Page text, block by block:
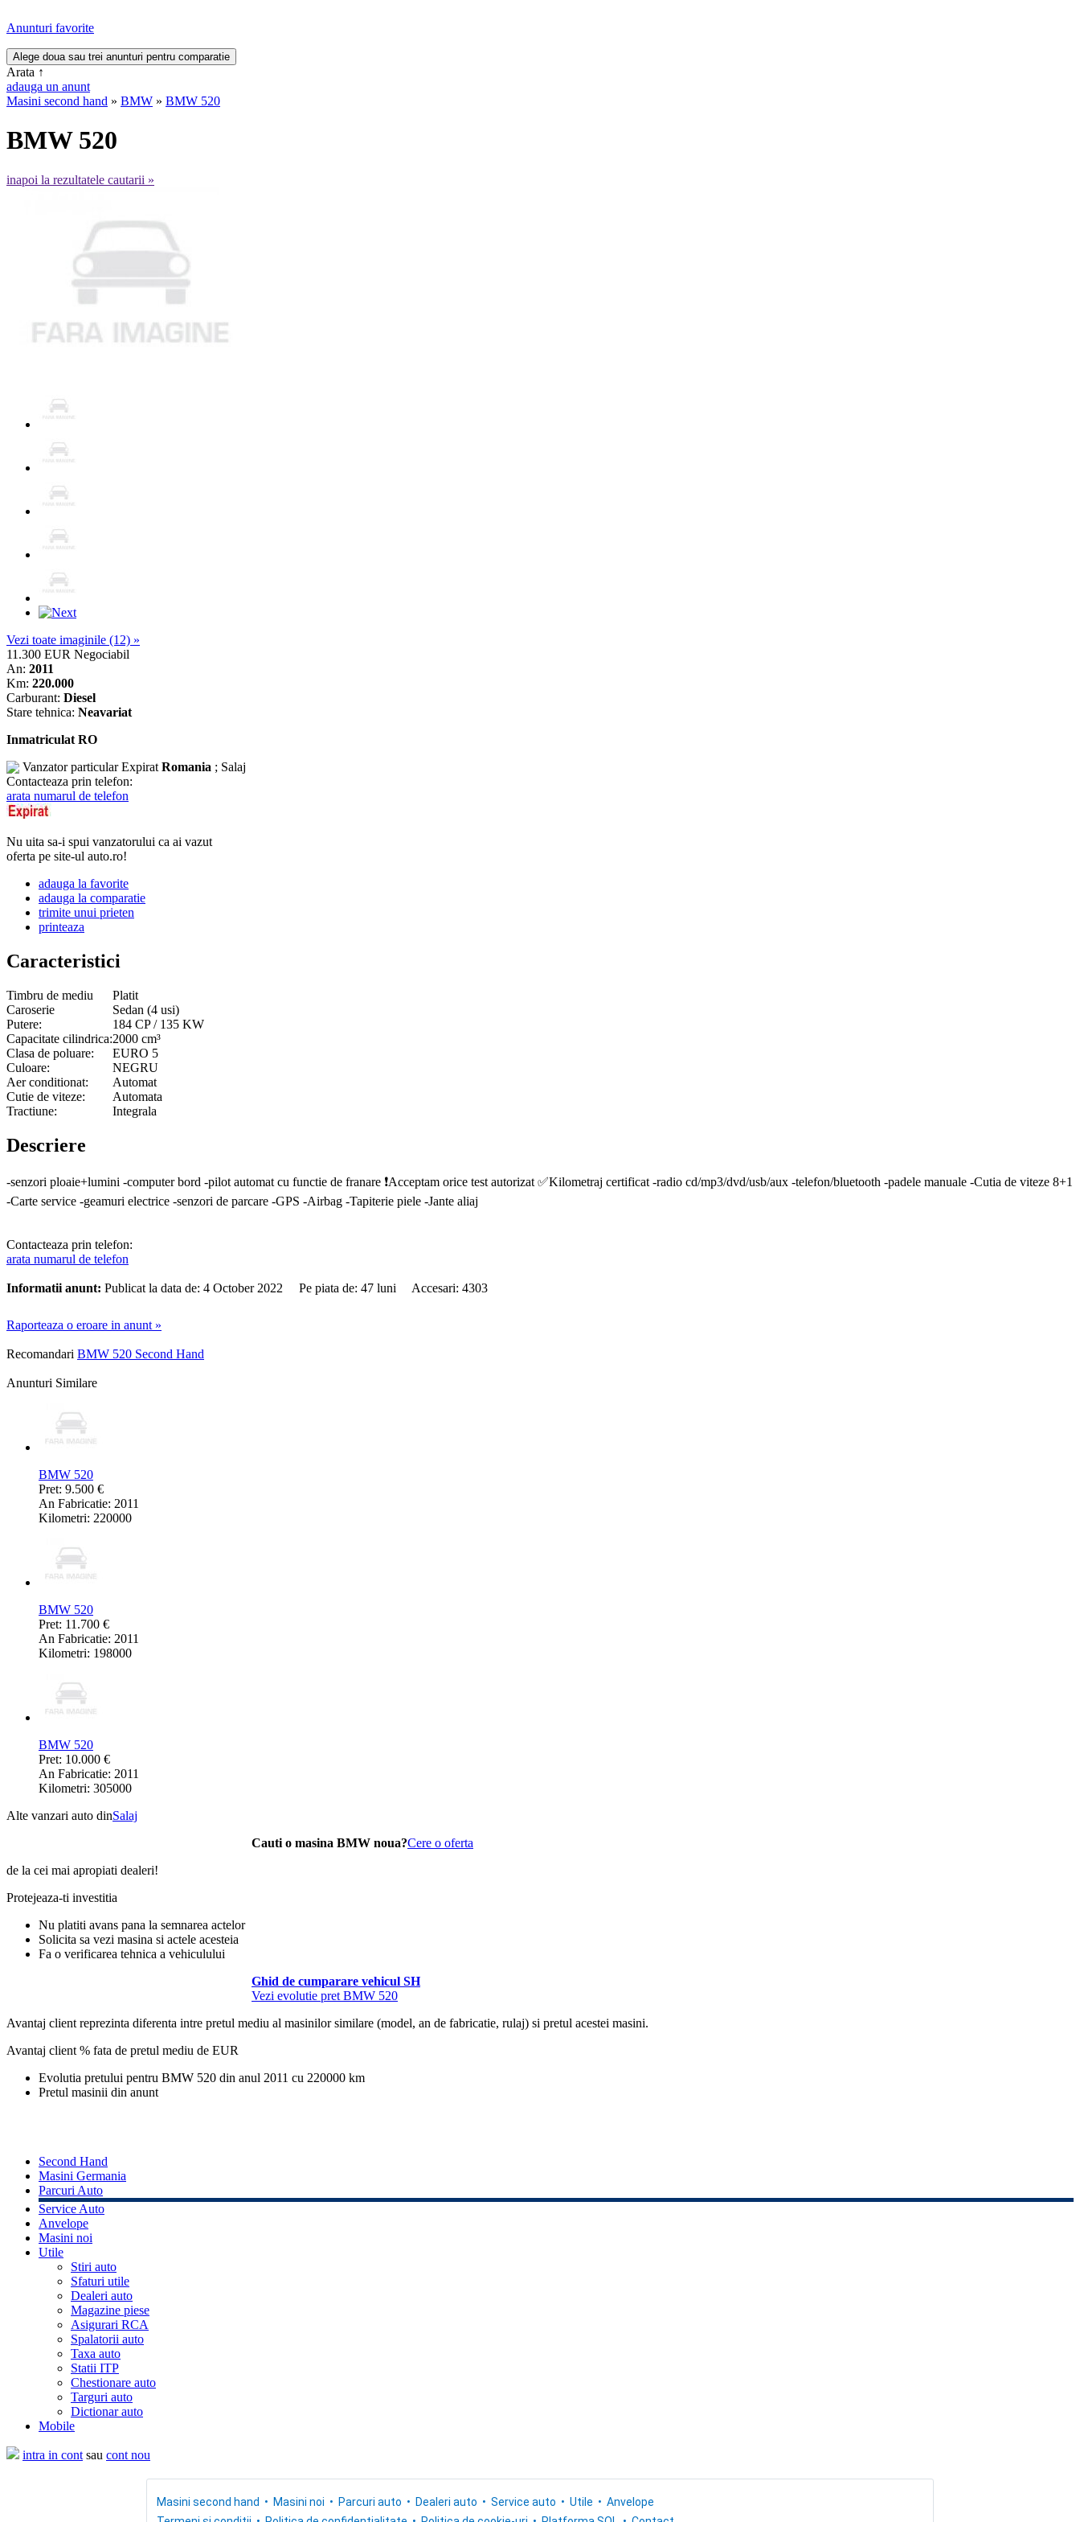
Anunturi favorite
Arata ↑
adauga un anunt
Masini second hand » BMW » BMW 520
BMW 520
inapoi la rezultatele cautarii »
Vezi toate imaginile (12) »
11.300 EUR Negociabil
An: 2011
Km: 220.000
Carburant: Diesel
Stare tehnica: Neavariat
Inmatriculat RO
Vanzator particularExpirat Romania ; Salaj
Contacteaza prin telefon:
arata numarul de telefon
Nu uita sa-i spui vanzatorului ca ai vazut
oferta pe site-ul auto.ro!
adauga la favorite
adauga la comparatie
trimite unui prieten
printeaza
Caracteristici
Timbru de mediu
Platit
Caroserie
Sedan (4 usi)
Putere:
184 CP / 135 KW
Capacitate cilindrica:2000 cm³
Clasa de poluare:
EURO 5
Culoare:
NEGRU
Aer conditionat:
Automat
Cutie de viteze:
Automata
Tractiune:
Integrala
Descriere
-senzori ploaie+lumini -computer bord -pilot automat cu functie de franare ❗️Acceptam orice test autorizat ✅Kilometraj certificat -radio cd/mp3/dvd/usb/aux -telefon/bluetooth -padele manuale -Cutia de viteze 8+1
-Carte service -geamuri electrice -senzori de parcare -GPS -Airbag -Tapiterie piele -Jante aliaj
Contacteaza prin telefon:
arata numarul de telefon
Informatii anunt: Publicat la data de: 4 October 2022 Pe piata de: 47 luni Accesari: 4303
Raporteaza o eroare in anunt »
Recomandari BMW 520 Second Hand
Anunturi Similare
BMW 520
Pret: 9.500 €
An Fabricatie: 2011
Kilometri: 220000
BMW 520
Pret: 11.700 €
An Fabricatie: 2011
Kilometri: 198000
BMW 520
Pret: 10.000 €
An Fabricatie: 2011
Kilometri: 305000
Alte vanzari auto dinSalaj
Cauti o masina BMW noua?Cere o oferta
de la cei mai apropiati dealeri!
Protejeaza-ti investitia
Nu platiti avans pana la semnarea actelor
Solicita sa vezi masina si actele acesteia
Fa o verificarea tehnica a vehiculului
Ghid de cumparare vehicul SH
Vezi evolutie pret BMW 520
Avantaj client reprezinta diferenta intre pretul mediu al masinilor similare (model, an de fabricatie, rulaj) si pretul acestei masini.
Avantaj client % fata de pretul mediu de EUR
Evolutia pretului pentru BMW 520 din anul 2011 cu 220000 km
Pretul masinii din anunt
Second Hand
Masini Germania
Parcuri Auto
Service Auto
Anvelope
Masini noi
Utile
Stiri auto
Sfaturi utile
Dealeri auto
Magazine piese
Asigurari RCA
Spalatorii auto
Taxa auto
Statii ITP
Chestionare auto
Targuri auto
Dictionar auto
Mobile
intra in cont sau cont nou
Masini second hand Masini noi Parcuri auto Dealeri auto Service auto Utile
Anvelope